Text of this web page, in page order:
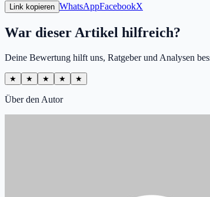
Link kopieren WhatsAppFacebookX
War dieser Artikel hilfreich?
Deine Bewertung hilft uns, Ratgeber und Analysen
★ ★ ★ ★ ★
Über den Autor